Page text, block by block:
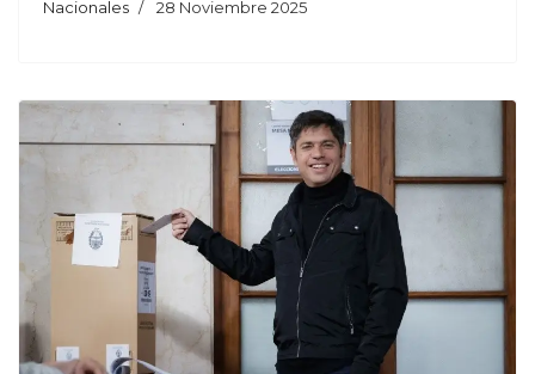
Nacionales 28 Noviembre 2025